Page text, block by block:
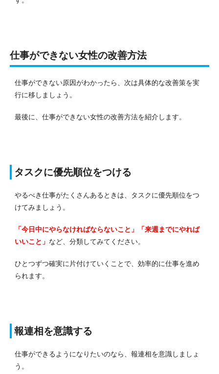
仕事ができない女性の改善方法
仕事ができない原因がわかったら、次は具体的な改善策を実
行に移しましょう。
最後に、仕事ができない女性の改善方法を紹介します。
タスクに優先順位をつける
やるべき仕事がたくさんあるときは、タスクに優先順位をつ
けてみましょう。
「今日中にやらなければならないこと」「来週までにやれば
いいこと」 など、分類してみてください。
ひとつずつ確実に片付けていくことで、効率的に仕事を進め
られます。
報連相を意識する
仕事ができるようになりたいのなら、報連相を意識しましょ
う。